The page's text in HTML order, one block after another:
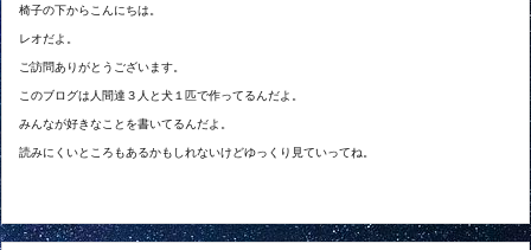
椅子の下からこんにちは。
レオだよ。
ご訪問ありがとうございます。
このブログは人間達３人と犬１匹で作ってるんだよ。
みんなが好きなことを書いてるんだよ。
読みにくいところもあるかもしれないけどゆっくり見ていってね。